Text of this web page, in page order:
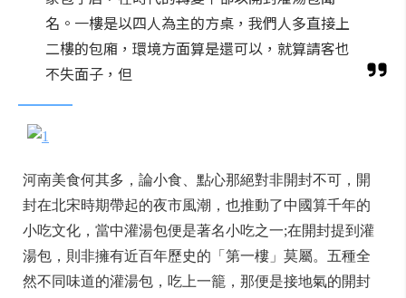
名。一樓是以四人為主的方桌，我們人多直接上
二樓的包廂，環境方面算是還可以，就算請客也
不失面子，但
河南美食何其多，論小食、點心那絕對非開封不可，開
封在北宋時期帶起的夜市風潮，也推動了中國算千年的
小吃文化，當中灌湯包便是著名小吃之一;在開封提到灌
湯包，則非擁有近百年歷史的「第一樓」莫屬。五種全
然不同味道的灌湯包，吃上一籠，那便是接地氣的開封